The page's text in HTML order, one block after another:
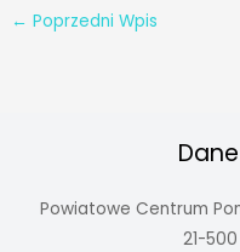
← Poprzedni Wpis
Powiatowe Centrum
21-